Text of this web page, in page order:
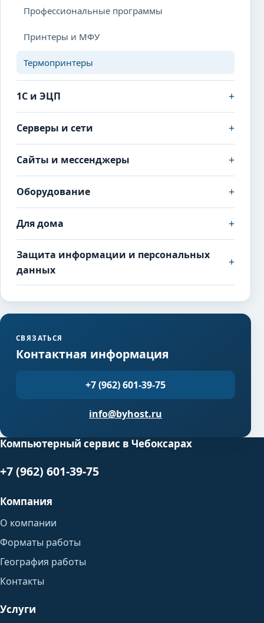
Профессиональные программы
Принтеры и МФУ
Термопринтеры
1С и ЭЦП +
Серверы и сети +
Сайты и мессенджеры +
Оборудование +
Для дома +
Защита информации и персональных
данных
+
СВЯЗАТЬСЯ
Контактная информация
+7 (962) 601-39-75
info@byhost.ru
Компьютерный сервис в Чебоксарах
+7 (962) 601-39-75
Компания
О компании
Форматы работы
География работы
Контакты
Услуги